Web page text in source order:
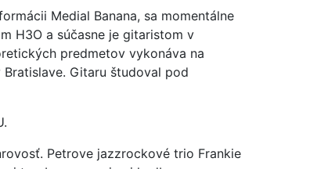
Medial Banana, sa momentálne
H3O a súčasne je gitaristom v
predmetov vykonáva na
Gitaru študoval pod
Petrove jazzrockové trio Frankie